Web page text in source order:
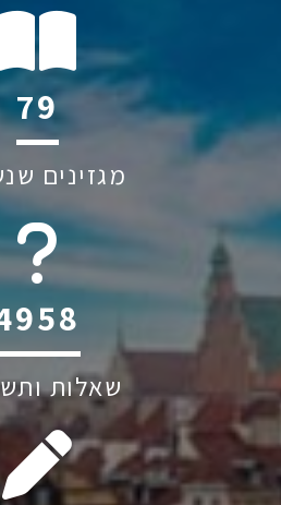
113
מגזינים
שאלות